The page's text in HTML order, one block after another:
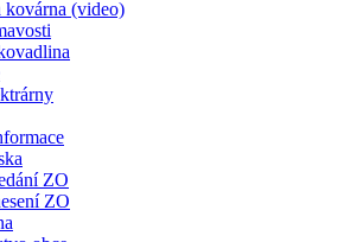
kovárna (video)
ZO
ZO